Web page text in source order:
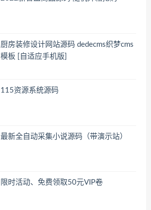
厨房装修设计网站源码 dedecms织梦cms
模板 [自适应手机版]
115资源系统源码
最新全自动采集小说源码（带演示站）
限时活动、免费领取50元VIP卷